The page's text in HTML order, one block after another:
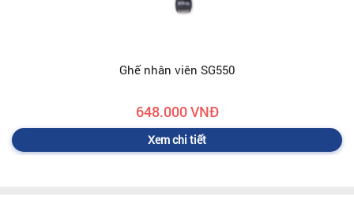
Ghế nhân viên SG550
648.000 VNĐ
Xem chi tiết